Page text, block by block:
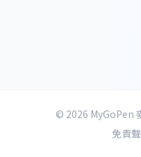
© 2026 MyGoPen
免責